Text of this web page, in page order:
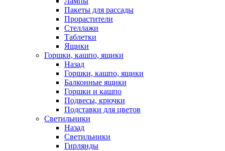
Пакеты для рассады
Прорастители
Стеллажи
Таблетки
Ящики
Горшки, кашпо, ящики
Назад
Горшки, кашпо, ящики
Балконные ящики
Горшки и кашпо
Подвесы, крючки
Подставки для цветов
Светильники
Назад
Светильники
Гирлянды